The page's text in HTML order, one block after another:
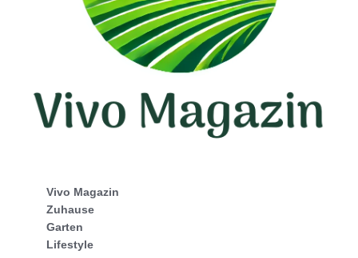
Vivo Magazin
Zuhause
Garten
Lifestyle